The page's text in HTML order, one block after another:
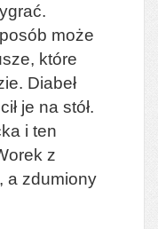
może
które
Diabeł
je na stół.
i ten
z
a zdumiony